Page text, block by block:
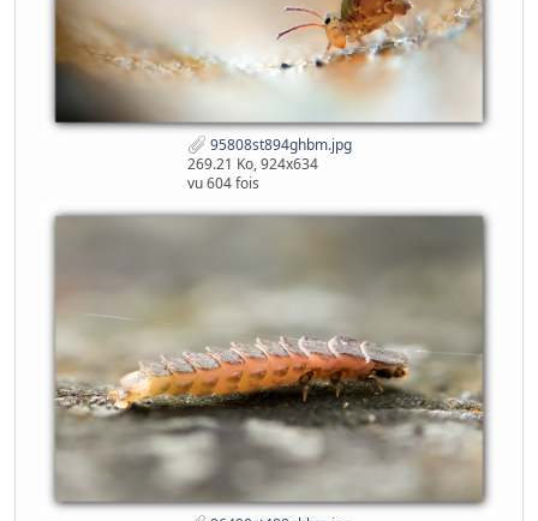
95808st894ghbm.jpg
269.21 Ko, 924x634
vu 604 fois